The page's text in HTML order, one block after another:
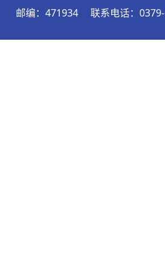
邮编：471934
联系电话：